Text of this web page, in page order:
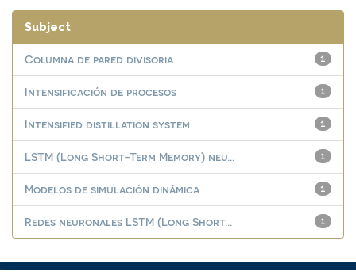
Subject
1
Columna de pared divisoria
1
Intensificación de procesos
1
Intensified distillation system
1
LSTM (Long Short-Term Memory) neu...
1
Modelos de simulación dinámica
1
Redes neuronales LSTM (Long Short...